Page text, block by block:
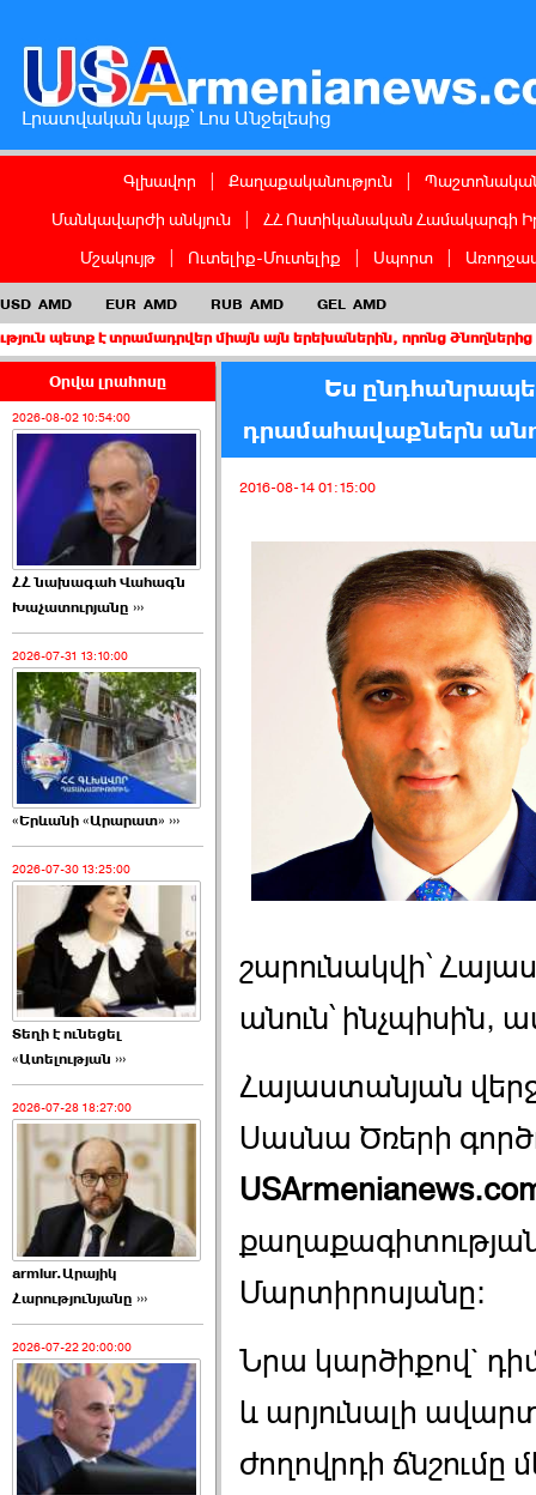
Լրատվական կայք՝ Լոս Անջելեսից
Գլխավոր Քաղաքականություն
Մանկավարժի անկյուն
ՀՀ Ոստիկանական Համակարգի
Մշակույթ
Ուտելիք-Մուտելիք Սպորտ
USD AMD EUR AMD RUB AMD GEL AMD
տրամադրվեր միայն այն երեխաներին, որոնց ծնողներից
Օրվա լրահոսը
2026-08-02 10:54:00
ՀՀ նախագահ Վահագն
Խաչատուրյանը ›››
2026-07-31 13:10:00
«Երևանի «Արարատ» ›››
2026-07-30 13:25:00
Տեղի է ունեցել
«Ատելության ›››
2026-07-28 18:27:00
armlur.Արայիկ
Հարությունյանը ›››
2026-07-22 20:00:00
Ես
դրամահավաքներն
2016-08-14 01:15:00
շարունակվի՝
անուն՝ ինչպիսին,
Հայաստանյան
Սասնա Ծռերի
Մարտիրոսյանը:
Նրա կարծիքով`
և արյունալի
ժողովրդի